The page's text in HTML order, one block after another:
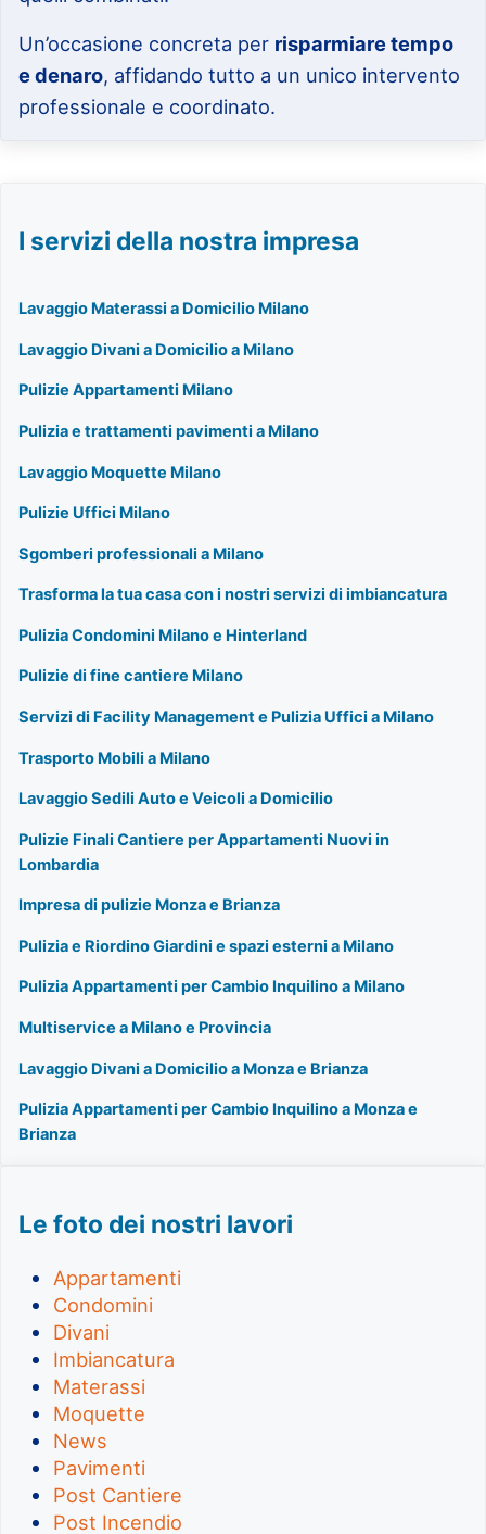
Un’occasione concreta per risparmiare tempo
e denaro, affidando tutto a un unico intervento
professionale e coordinato.
I servizi della nostra impresa
Lavaggio Materassi a Domicilio Milano
Lavaggio Divani a Domicilio a Milano
Pulizie Appartamenti Milano
Pulizia e trattamenti pavimenti a Milano
Lavaggio Moquette Milano
Pulizie Uffici Milano
Sgomberi professionali a Milano
Trasforma la tua casa con i nostri servizi di imbiancatura
Pulizia Condomini Milano e Hinterland
Pulizie di fine cantiere Milano
Servizi di Facility Management e Pulizia Uffici a Milano
Trasporto Mobili a Milano
Lavaggio Sedili Auto e Veicoli a Domicilio
Pulizie Finali Cantiere per Appartamenti Nuovi in
Lombardia
Impresa di pulizie Monza e Brianza
Pulizia e Riordino Giardini e spazi esterni a Milano
Pulizia Appartamenti per Cambio Inquilino a Milano
Multiservice a Milano e Provincia
Lavaggio Divani a Domicilio a Monza e Brianza
Pulizia Appartamenti per Cambio Inquilino a Monza e
Brianza
Le foto dei nostri lavori
Appartamenti
Condomini
Divani
Imbiancatura
Materassi
Moquette
News
Pavimenti
Post Cantiere
Post Incendio